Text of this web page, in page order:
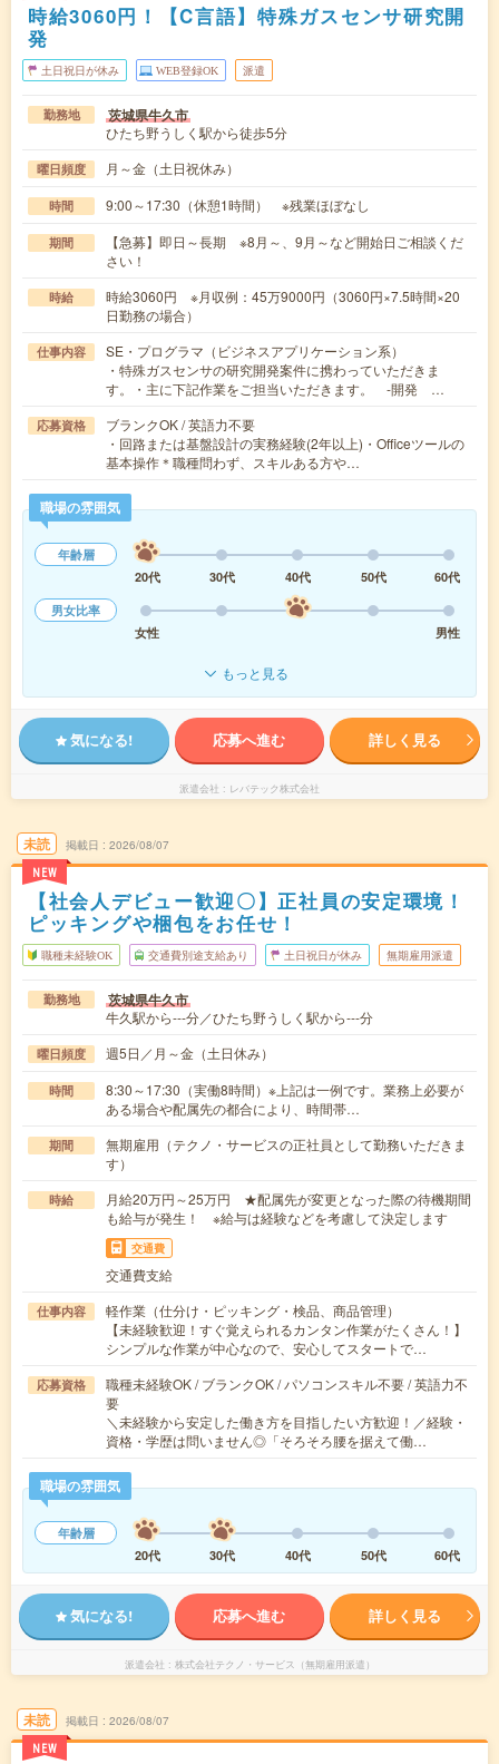
時給3060円！【C言語】特殊ガスセンサ研究開
発
土日祝日が休み WEB登録OK 派遣
勤務地 茨城県牛久市
ひたち野うしく駅から徒歩5分
曜日頻度 月～金（土日祝休み）
時間 9:00～17:30（休憩1時間） ※残業ほぼなし
期間
【急募】即日～長期 ※8月～、9月～など開始日ご相談くだ
さい！
時給
時給3060円 ※月収例：45万9000円（3060円×7.5時間×20
日勤務の場合）
仕事内容
SE・プログラマ（ビジネスアプリケーション系）
・特殊ガスセンサの研究開発案件に携わっていただきま
す。・主に下記作業をご担当いただきます。 -開発 …
応募資格
ブランクOK / 英語力不要
・回路または基盤設計の実務経験(2年以上)・Officeツールの
基本操作＊職種問わず、スキルある方や…
職場の雰囲気
年齢層
20代
30代 40代 50代
60代
男女比率
女性
男性
もっと見る
気になる! 応募へ進む 詳しく見る
派遣会社 レバテック株式会社
未読
NEW
掲載日 2026/08/07
【社会人デビュー歓迎〇】正社員の安定環境！
ピッキングや梱包をお任せ！
職種未経験OK 交通費別途支給あり 土日祝日が休み 無期雇用派遣
勤務地 茨城県牛久市
牛久駅から---分／ひたち野うしく駅から---分
曜日頻度 週5日／月～金（土日休み）
時間
8:30～17:30（実働8時間）※上記は一例です。業務上必要が
ある場合や配属先の都合により、時間帯…
期間
無期雇用（テクノ・サービスの正社員として勤務いただきま
す）
時給
月給20万円～25万円 ★配属先が変更となった際の待機期間
も給与が発生！ ※給与は経験などを考慮して決定します
交通費
交通費支給
仕事内容
軽作業（仕分け・ピッキング・検品、商品管理）
【未経験歓迎！すぐ覚えられるカンタン作業がたくさん！】
シンプルな作業が中心なので、安心してスタートで…
応募資格
職種未経験OK / ブランクOK / パソコンスキル不要 / 英語力不
要
＼未経験から安定した働き方を目指したい方歓迎！／経験・
資格・学歴は問いません◎「そろそろ腰を据えて働…
職場の雰囲気
年齢層
20代
30代 40代 50代 60代
気になる! 応募へ進む 詳しく見る
派遣会社 株式会社テクノ・サービス（無期雇用派遣）
未読
NEW
掲載日 2026/08/07